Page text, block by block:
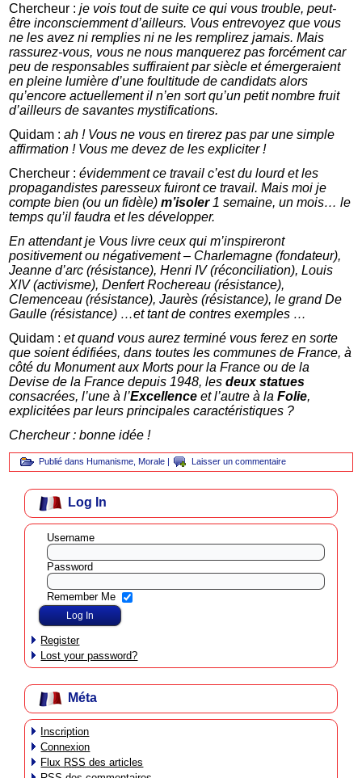
Chercheur :je vois tout de suite ce qui vous trouble, peut-
être inconsciemment d’ailleurs. Vous entrevoyez que vous
ne les avez ni remplies ni ne les remplirez jamais. Mais
rassurez-vous, vous ne nous manquerez pas forcément car
peu de responsables suffiraient par siècle et émergeraient
en pleine lumière d’une foultitude de candidats alors
qu’encore actuellement il n’en sort qu’un petit nombre fruit
d’ailleurs de savantes mystifications.
Quidam :ah ! Vous ne vous en tirerez pas par une simple
affirmation ! Vous me devez de les expliciter !
Chercheur :évidemment ce travail c’est du lourd et les
propagandistes paresseux fuiront ce travail. Mais moi je
compte bien (ou un fidèle)m’isoler1 semaine, un mois… le
temps qu’il faudra et les développer.
En attendant je Vous livre ceux qui m’inspireront
positivement ou négativement – Charlemagne (fondateur),
Jeanne d’arc (résistance), Henri IV (réconciliation), Louis
XIV (activisme), Denfert Rochereau (résistance),
Clemenceau (résistance), Jaurès (résistance), le grand De
Gaulle (résistance) …et tant de contres exemples …
Quidam :et quand vous aurez terminé vous ferez en sorte
que soient édifiées, dans toutes les communes de France, à
côté du Monument aux Morts pour la France ou de la
Devise de la France depuis 1948, lesdeux statues
consacrées, l’une à l’Excellence et l’autre à laFolie,
explicitées par leurs principales caractéristiques ?
Chercheur : bonne idée !
Publié dans Humanisme Morale | Laisser un commentaire
Log In
Username
Password
Remember Me
Register
Lost your password?
Méta
Inscription
Connexion
Flux RSS des articles